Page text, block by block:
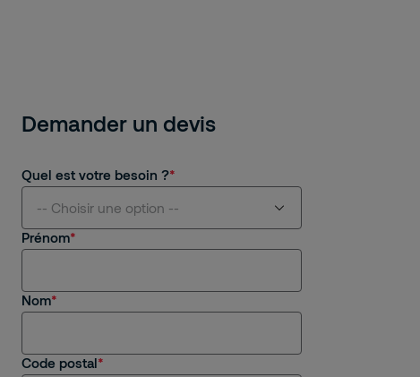
Demander un devis
Quel est votre besoin ?
-- Choisir une option --
Je suis client(e) de Securitas
Prénom
Nom
Code postal